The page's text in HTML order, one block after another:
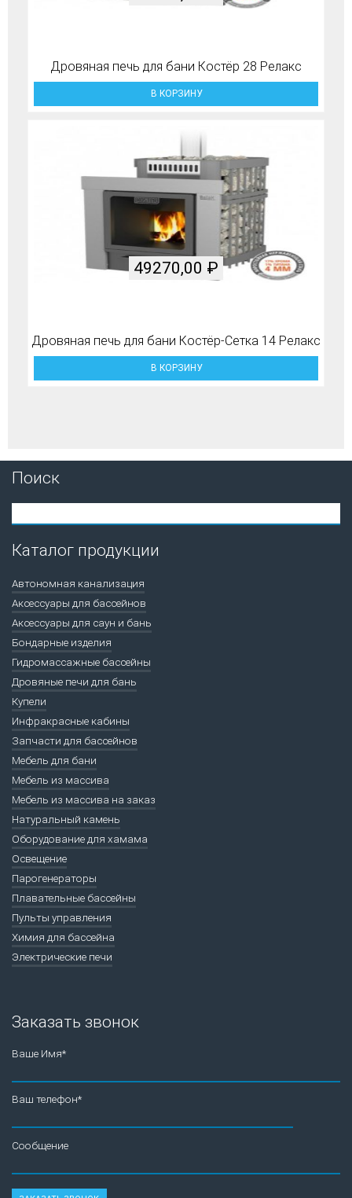
Дровяная печь для бани Костёр 28 Релакс
В КОРЗИНУ
Дровяная печь для бани Костёр-Сетка 14 Релакс
49270,00 ₽
В КОРЗИНУ
Поиск
Каталог продукции
Автономная канализация
Аксессуары для бассейнов
Аксессуары для саун и бань
Бондарные изделия
Гидромассажные бассейны
Дровяные печи для бань
Купели
Инфракрасные кабины
Запчасти для бассейнов
Мебель для бани
Мебель из массива
Мебель из массива на заказ
Натуральный камень
Оборудование для хамама
Освещение
Парогенераторы
Плавательные бассейны
Пульты управления
Химия для бассейна
Электрические печи
Заказать звонок
Ваше Имя*
Ваш телефон*
Сообщение